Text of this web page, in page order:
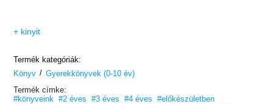
+ kinyit
Termék kategóriák:
Könyv / Gyerekkönyvek (0-10 év)
Termék címke:
#könyveink
#2 éves #3 éves #4 éves
#előkészületben